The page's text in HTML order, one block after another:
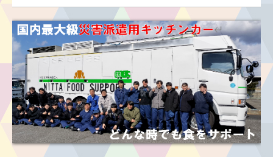
こども支援活動
寄付・ご支援のお願い
団体概要
DFATとは(災害時食事支援チーム)